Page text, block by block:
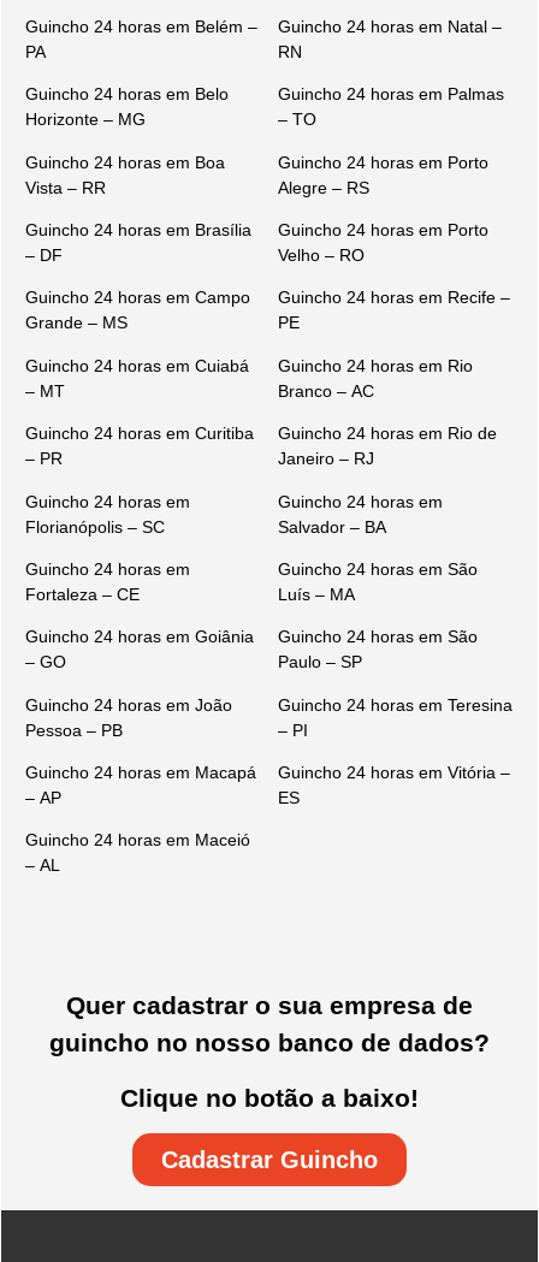
Guincho 24 horas em Belém –
PA
Guincho 24 horas em Belo
Horizonte – MG
Guincho 24 horas em Boa
Vista – RR
Guincho 24 horas em Brasília
– DF
Guincho 24 horas em Campo
Grande – MS
Guincho 24 horas em Cuiabá
– MT
Guincho 24 horas em Curitiba
– PR
Guincho 24 horas em
Florianópolis – SC
Guincho 24 horas em
Fortaleza – CE
Guincho 24 horas em Goiânia
– GO
Guincho 24 horas em João
Pessoa – PB
Guincho 24 horas em Macapá
– AP
Guincho 24 horas em Maceió
– AL
Guincho 24 horas em Natal –
RN
Guincho 24 horas em Palmas
– TO
Guincho 24 horas em Porto
Alegre – RS
Guincho 24 horas em Porto
Velho – RO
Guincho 24 horas em Recife –
PE
Guincho 24 horas em Rio
Branco – AC
Guincho 24 horas em Rio de
Janeiro – RJ
Guincho 24 horas em
Salvador – BA
Guincho 24 horas em São
Luís – MA
Guincho 24 horas em São
Paulo – SP
Guincho 24 horas em Teresina
– PI
Guincho 24 horas em Vitória –
ES
Quer cadastrar o sua empresa de
guincho no nosso banco de dados?
Clique no botão a baixo!
Cadastrar Guincho